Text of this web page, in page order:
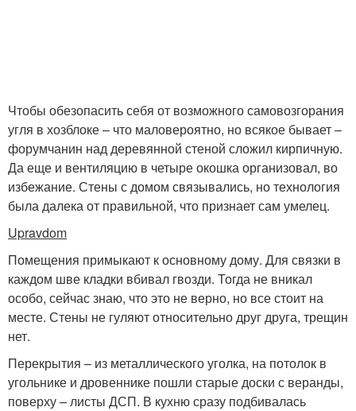
Чтобы обезопасить себя от возможного самовозгорания
угля в хозблоке – что маловероятно, но всякое бывает –
форумчанин над деревянной стеной сложил кирпичную.
Да еще и вентиляцию в четыре окошка организовал, во
избежание. Стены с домом связывались, но технология
была далека от правильной, что признает сам умелец.
Upravdom
Помещения примыкают к основному дому. Для связки в
каждом шве кладки вбивал гвозди. Тогда не вникал
особо, сейчас знаю, что это не верно, но все стоит на
месте. Стены не гуляют относительно друг друга, трещин
нет.
Перекрытия – из металлического уголка, на потолок в
угольнике и дровеннике пошли старые доски с веранды,
поверху – листы ДСП. В кухню сразу подбивалась